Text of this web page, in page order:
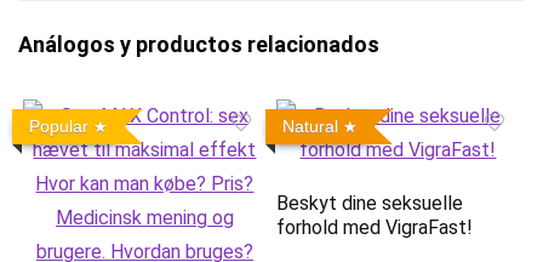
Análogos y productos relacionados
Popular Natural
Beskyt dine seksuelle
forhold med VigraFast!